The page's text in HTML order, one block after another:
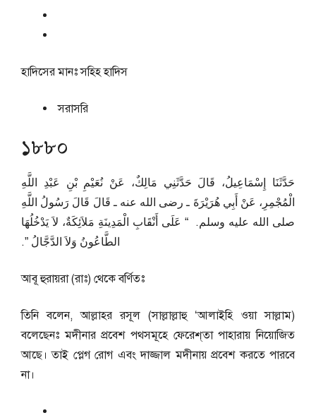
হাদিসের মানঃসহিহ হাদিস
সরাসরি
১৮৮০
حَدَّثَنَا إِسْمَاعِيلُ، قَالَ حَدَّثَنِي مَالِكٌ، عَنْ نُعَيْمِ بْنِ عَبْدِ اللَّهِ
الْمُجْمِرِ، عَنْ أَبِي هُرَيْرَةَ ـ رضى الله عنه ـ قَالَ قَالَ رَسُولُ اللَّهِ
صلى الله عليه وسلم‏.‏ ‏ “‏ عَلَى أَنْقَابِ الْمَدِينَةِ مَلاَئِكَةٌ، لاَ يَدْخُلُهَا
الطَّاعُونُ وَلاَ الدَّجَّالُ ‏”‏‏.‏
আবূ হুরায়রা (রাঃ) থেকে বর্ণিতঃ
তিনি বলেন, আল্লাহর রসূল (সাল্লাল্লাহু ‘আলাইহি ওয়া সাল্লাম)
বলেছেনঃ মদীনার প্রবেশ পথসমূহে ফেরেশ্‌তা পাহারায় নিয়োজিত
আছে। তাই প্লেগ রোগ এবং দাজ্জাল মদীনায় প্রবেশ করতে পারবে
না।